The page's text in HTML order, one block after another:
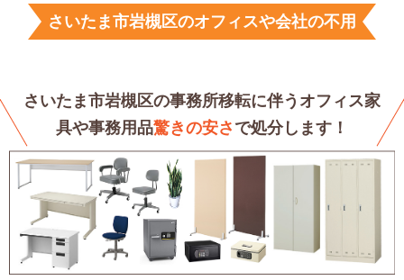
さいたま市岩槻区のオフィスや会社の不用
さいたま市岩槻区の事務所移転に伴うオフィス家
具や事務用品驚きの安さ で処分します！